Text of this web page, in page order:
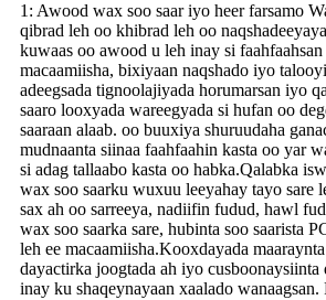
1: Awood wax soo saar iyo heer farsamo
qibrad leh oo khibrad leh oo
kuwaas oo awood u leh inay si
macaamiisha, bixiyaan naqshado iyo
adeegsada tignoolajiyada horumarsan iyo
saaro looxyada wareegyada si hufan oo
saaraan alaab. oo buuxiya shuruudaha
mudnaanta siinaa faahfaahin kasta oo yar
si adag tallaabo kasta oo habka.Qalabka
wax soo saarku wuxuu leeyahay tayo sare
sax ah oo sarreeya, nadiifin fudud, hawl
wax soo saarka sare, hubinta soo saarista
leh ee macaamiisha.Kooxdayada
dayactirka joogtada ah iyo
inay ku shaqeynayaan xaalado wanaagsan.